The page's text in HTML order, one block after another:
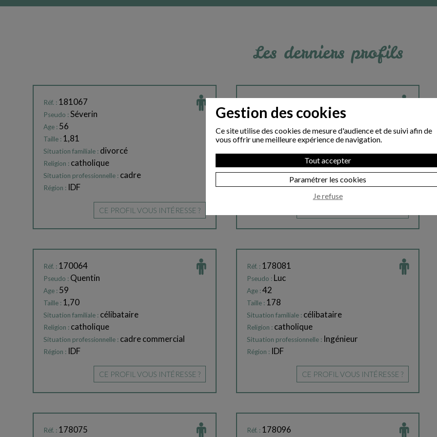
Les derniers profils
Réf. : 181067
Pseudo :Séverin
Age : 56
Taille : 1,81
Situation familiale : divorcé
Religion : catholique
Situation professionnelle : cadre
Région : IDF
CE PROFIL VOUS INTÉRESSE ?
Pseudo :Albert
Age : 43
Taille :1,80
catholique
Situation professionnelle : cadre
Région :IDF
Réf. : 170064
Pseudo : Quentin
Age : 59
Taille : 1,70
Situation familiale : célibataire
Religion : catholique
Situation professionnelle : cadre commercial
Région : IDF
CE PROFIL VOUS INTÉRESSE ?
Réf. :178081
Pseudo :Luc
Age :42
Taille :178
Situation familiale :célibataire
Religion :catholique
Situation professionnelle :Ingénieur
Région :IDF
CE PROFIL VOUS INTÉRESSE ?
Réf. : 178075
Réf. :178096
Gestion des cookies
Ce site utilise des cookies de mesure d'audience et de suivi afin de
vous offrir une meilleure expérience de navigation.
Tout accepter
Paramétrer les cookies
Je refuse